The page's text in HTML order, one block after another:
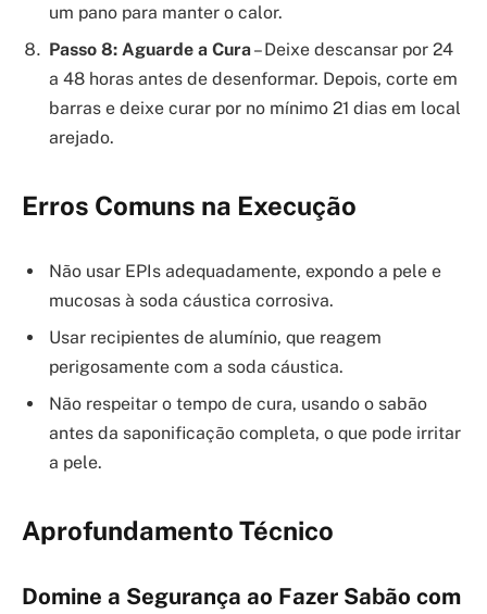
um pano para manter o calor.
Passo 8: Aguarde a Cura– Deixe descansar por 24
a 48 horas antes de desenformar. Depois, corte em
barras e deixe curar por no mínimo 21 dias em local
arejado.
Erros Comuns na Execução
Não usar EPIs adequadamente, expondo a pele e
mucosas à soda cáustica corrosiva.
Usar recipientes de alumínio, que reagem
perigosamente com a soda cáustica.
Não respeitar o tempo de cura, usando o sabão
antes da saponificação completa, o que pode irritar
a pele.
Aprofundamento Técnico
Domine a Segurança ao Fazer Sabão com